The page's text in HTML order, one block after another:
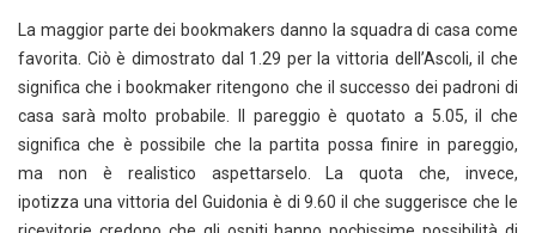
La maggior parte dei bookmakers danno la squadra di casa come
favorita. Ciò è dimostrato dal 1.29 per la vittoria dell’Ascoli, il che
significa che i bookmaker ritengono che il successo dei padroni di
casa sarà molto probabile. Il pareggio è quotato a 5.05, il che
significa che è possibile che la partita possa finire in pareggio,
ma non è realistico aspettarselo. La quota che, invece,
ipotizza una vittoria del Guidonia è di 9.60 il che suggerisce che le